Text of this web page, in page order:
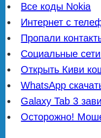
Все коды Nokia
Интернет с
Пропали
Социальные сети
Открыть Киви
WhatsApp
Galaxy Tab 3
Осторожно!